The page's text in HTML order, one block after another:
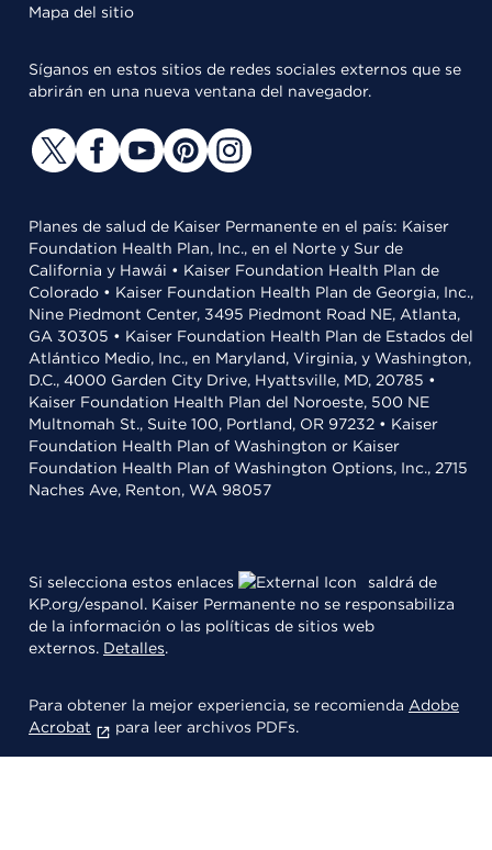
Mapa del sitio
Síganos en estos sitios de redes sociales externos que se
abrirán en una nueva ventana del navegador.
Planes de salud de Kaiser Permanente en el país: Kaiser
Foundation Health Plan, Inc., en el Norte y Sur de
California y Hawái • Kaiser Foundation Health Plan de
Colorado • Kaiser Foundation Health Plan de Georgia, Inc.,
Nine Piedmont Center, 3495 Piedmont Road NE, Atlanta,
GA 30305 • Kaiser Foundation Health Plan de Estados del
Atlántico Medio, Inc., en Maryland, Virginia, y Washington,
D.C., 4000 Garden City Drive, Hyattsville, MD, 20785 •
Kaiser Foundation Health Plan del Noroeste, 500 NE
Multnomah St., Suite 100, Portland, OR 97232 • Kaiser
Foundation Health Plan of Washington or Kaiser
Foundation Health Plan of Washington Options, Inc., 2715
Naches Ave, Renton, WA 98057
Si selecciona estos enlaces
saldrá de
KP.org/espanol. Kaiser Permanente no se responsabiliza
de la información o las políticas de sitios web
externos. Detalles.
Para obtener la mejor experiencia, se recomienda Adobe
Acrobat
para leer archivos PDFs.